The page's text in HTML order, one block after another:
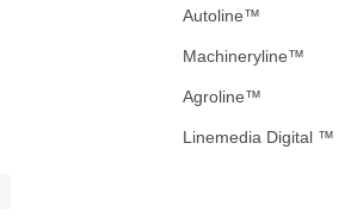
Autoline™
Machineryline™
Agroline™
Linemedia Digital ™